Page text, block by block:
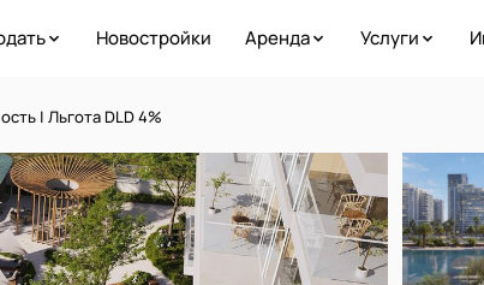
Новостройки Аренда Услуги
| Льгота DLD 4%